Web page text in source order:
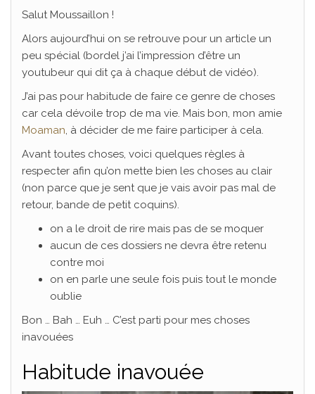
Salut Moussaillon !
Alors aujourd’hui on se retrouve pour un article un
peu spécial (bordel j’ai l’impression d’être un
youtubeur qui dit ça à chaque début de vidéo).
J’ai pas pour habitude de faire ce genre de choses
car cela dévoile trop de ma vie. Mais bon, mon amie
Moaman, à décider de me faire participer à cela.
Avant toutes choses, voici quelques règles à
respecter afin qu’on mette bien les choses au clair
(non parce que je sent que je vais avoir pas mal de
retour, bande de petit coquins).
on a le droit de rire mais pas de se moquer
aucun de ces dossiers ne devra être retenu
contre moi
on en parle une seule fois puis tout le monde
oublie
Bon … Bah … Euh … C’est parti pour mes choses
inavouées
Habitude inavouée